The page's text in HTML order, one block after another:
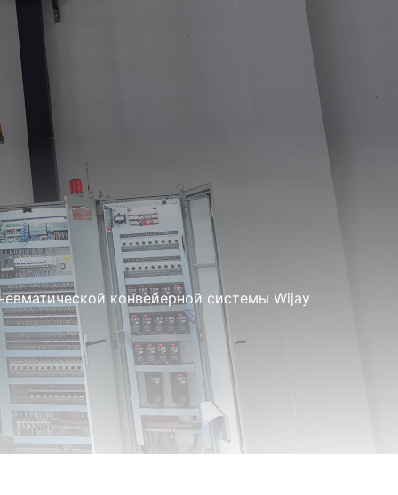
конвейерной системы Wijay